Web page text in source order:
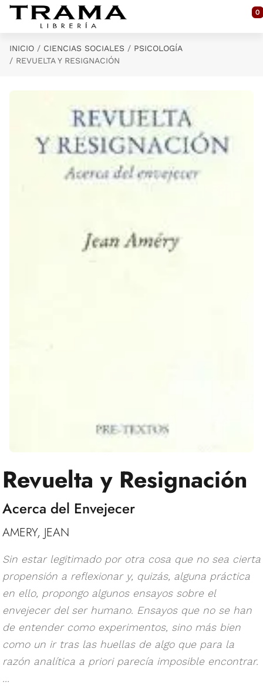
Saltar al contenido principal
0
INICIO CIENCIAS SOCIALES
PSICOLOGÍA
REVUELTA Y RESIGNACIÓN
Revuelta y Resignación
Acerca del Envejecer
AMERY, JEAN
Sin estar legitimado por otra cosa que no sea cierta
propensión a reflexionar y, quizás, alguna práctica
en ello, propongo algunos ensayos sobre el
envejecer del ser humano. Ensayos que no se han
de entender como experimentos, sino más bien
como un ir tras las huellas de algo que para la
razón analítica a priori parecía imposible encontrar.
...